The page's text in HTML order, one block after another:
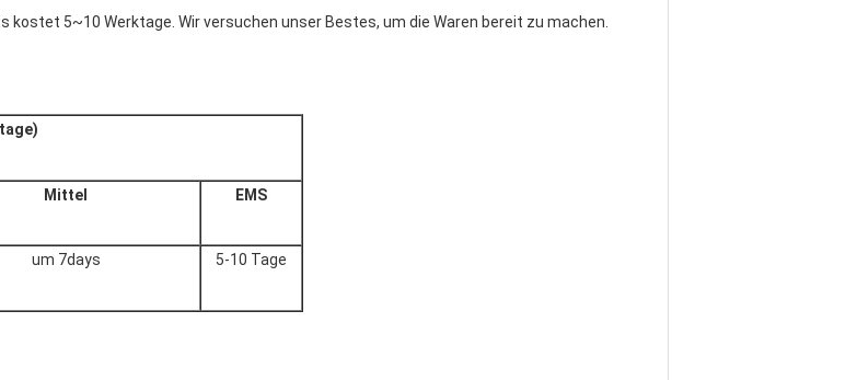
kostet 5~10 Werktage. Wir versuchen unser Bestes, um die Waren bereit zu machen.
Mittel EMS
um 7days 5-10 Tage